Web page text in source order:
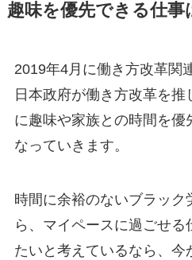
趣味を優先できる仕
2019年4月に働き方改革関
日本政府が働き方改革を推
に趣味や家族との時間を優
なっていきます。
時間に余裕のないブラック
ら、マイペースに過ごせる
たいと考えているなら、今